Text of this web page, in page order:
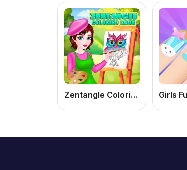
Zentangle Coloring Book